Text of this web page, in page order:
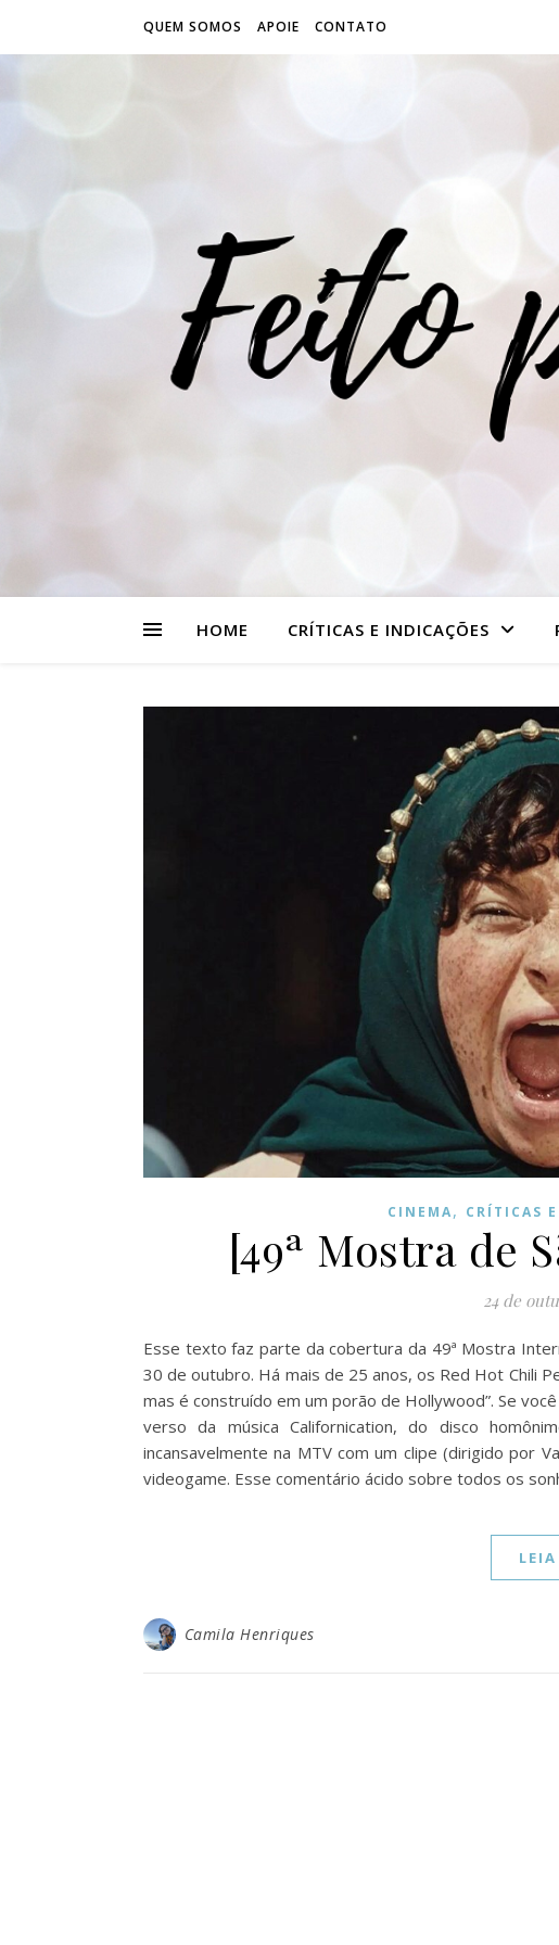
QUEM SOMOS APOIE CONTATO
HOME CRÍTICAS E INDICAÇÕES
CINEMA, CRÍTICAS
[49ª Mostra de
24 de
Esse texto faz parte da cobertura da 49ª Mostra
30 de outubro. Há mais de 25 anos, os Red Hot Chili
mas é construído em um porão de Hollywood”. Se
verso da música Californication, do disco
incansavelmente na MTV com um clipe (dirigido por
videogame. Esse comentário ácido sobre todos os
Camila Henriques